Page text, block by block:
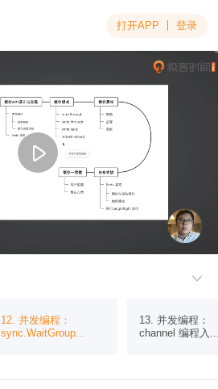
打开APP 登录

12. 并发编程：
sync.WaitGroup...
13. 并发编程：
channel 编程入